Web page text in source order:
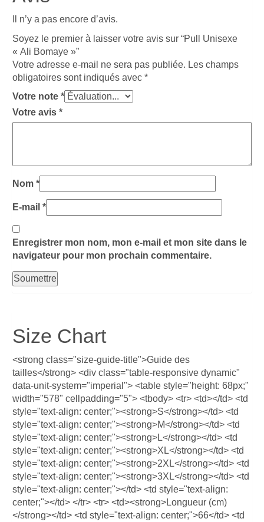
Il n’y a pas encore d’avis.
Soyez le premier à laisser votre avis sur “Pull Unisexe
« Ali Bomaye »”
Votre adresse e-mail ne sera pas publiée. Les champs
obligatoires sont indiqués avec *
Votre note *
Votre avis *
Nom *
E-mail *
Enregistrer mon nom, mon e-mail et mon site dans le
navigateur pour mon prochain commentaire.
Size Chart
<strong class="size-guide-title">Guide des
tailles</strong> <div class="table-responsive dynamic"
data-unit-system="imperial"> <table style="height: 68px;"
width="578" cellpadding="5"> <tbody> <tr> <td></td> <td
style="text-align: center;"><strong>S</strong></td> <td
style="text-align: center;"><strong>M</strong></td> <td
style="text-align: center;"><strong>L</strong></td> <td
style="text-align: center;"><strong>XL</strong></td> <td
style="text-align: center;"><strong>2XL</strong></td> <td
style="text-align: center;"><strong>3XL</strong></td> <td
style="text-align: center;"></td> <td style="text-align:
center;"></td> </tr> <tr> <td><strong>Longueur (cm)
</strong></td> <td style="text-align: center;">66</td> <td